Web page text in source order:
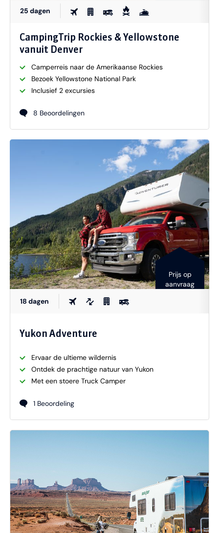
25 dagen
CampingTrip Rockies & Yellowstone
vanuit Denver
Camperreis naar de Amerikaanse Rockies
Bezoek Yellowstone National Park
Inclusief 2 excursies
8 Beoordelingen
Prijs op
aanvraag
18 dagen
Yukon Adventure
Ervaar de ultieme wildernis
Ontdek de prachtige natuur van Yukon
Met een stoere Truck Camper
1 Beoordeling